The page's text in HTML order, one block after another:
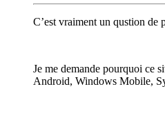
C’est vraiment un qustion de
Je me demande pourquoi ce
Android, Windows Mobile,